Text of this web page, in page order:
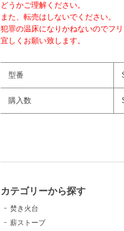
どうかご理解ください。
また、転売はしないでください。
犯罪の温床になりかねないのでフ
宜しくお願い致します。
型番
購入数
カテゴリーから探す
焚き火台
薪ストーブ